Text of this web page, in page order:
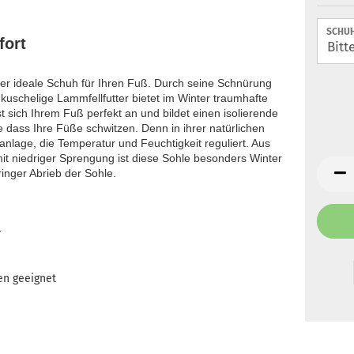
ideale Schuh für Ihren Fuß. Durch seine Schnürung
Lammfellfutter bietet im Winter traumhafte
sich Ihrem Fuß perfekt an und bildet einen isolierende
Ihre Füße schwitzen. Denn in ihrer natürlichen
die Temperatur und Feuchtigkeit reguliert. Aus
niedriger Sprengung ist diese Sohle besonders Winter
Abrieb der Sohle.
geeignet